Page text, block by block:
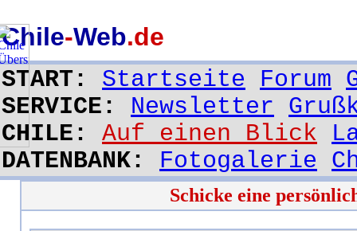
Chile-Web.de
START: Startseite Forum
SERVICE: Newsletter
CHILE: Auf einen Blick
DATENBANK: Fotogalerie
Schicke eine